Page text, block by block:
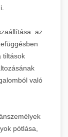
az
tiltások
való
pótlása,